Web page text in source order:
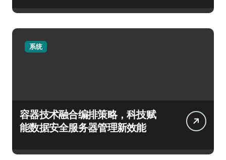
系统
容器技术融合编排策略，科技赋
能数据安全服务器管理新效能